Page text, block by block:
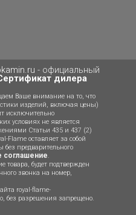
- официальный
дилера
Ваше внимание на то, что
изделий, включая цены)
исключительно
условиях не является
Статьи 435 и 437 (2)
Flame оставляет за собой
предварительного
соглашение.
товара, будет подтвержден
звонка на номер,
royal-flame-
без разрешения запрещено.